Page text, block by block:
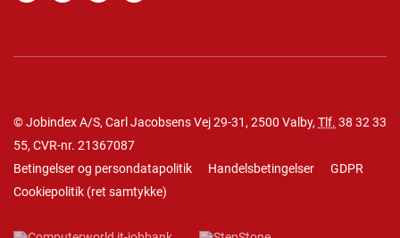
© Jobindex A/S, Carl Jacobsens Vej 29-31, 2500 Valby, Tlf. 38 32 33
55, CVR-nr. 21367087
Betingelser og persondatapolitik
Handelsbetingelser
GDPR
Cookiepolitik (ret samtykke)